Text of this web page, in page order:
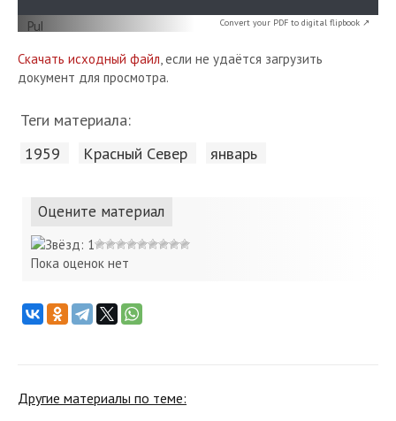
Convert your PDF to digital flipbook ↗
Скачать исходный файл, если не удаётся загрузить
документ для просмотра.
Теги материала:
1959 Красный Cевер январь
Оцените материал
Пока оценок нет
Другие материалы по теме: